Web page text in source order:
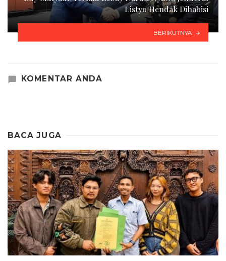
Listyo Hendak Dihabisi
BERIKUTNYA
KOMENTAR ANDA
BACA JUGA